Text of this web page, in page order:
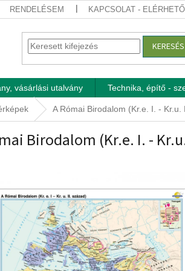
RENDELÉSEM KAPCSOLAT -
KERESÉS
vásárlási utalvány Technika, építő -
A Római Birodalom (Kr.e. I. -
Birodalom (Kr.e. I. -